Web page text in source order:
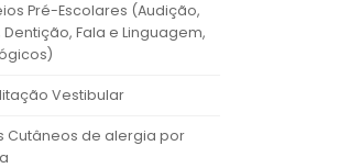
Pré-Escolares (Audição,
Dentição, Fala e Linguagem,
Vestibular
Cutâneos de alergia por